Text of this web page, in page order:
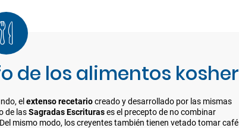
de los alimentos kosher
el extenso recetariocreado y desarrollado por las mismas
de lasSagradas Escriturases el precepto de no combinar
mismo modo, los creyentes también tienen vetado tomar café